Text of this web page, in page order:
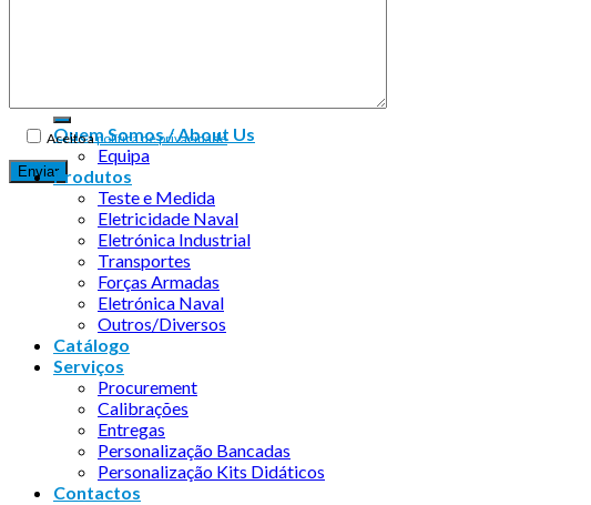
Aceito apolítica de privacidade
Quem Somos / About Us
Equipa
Produtos
Teste e Medida
Eletricidade Naval
Eletrónica Industrial
Transportes
Forças Armadas
Eletrónica Naval
Outros/Diversos
Catálogo
Serviços
Procurement
Calibrações
Entregas
Personalização Bancadas
Personalização Kits Didáticos
Contactos